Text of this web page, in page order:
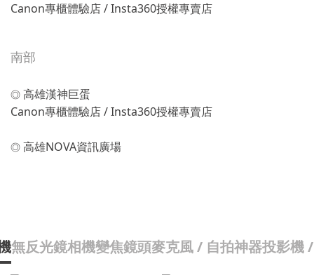
Canon專櫃體驗店 / Insta360授權專賣店
南部
◎ 高雄漢神巨蛋
Canon專櫃體驗店 / Insta360授權專賣店
◎ 高雄NOVA資訊廣場
無反光鏡相機變焦鏡頭麥克風 / 自拍神器投影機